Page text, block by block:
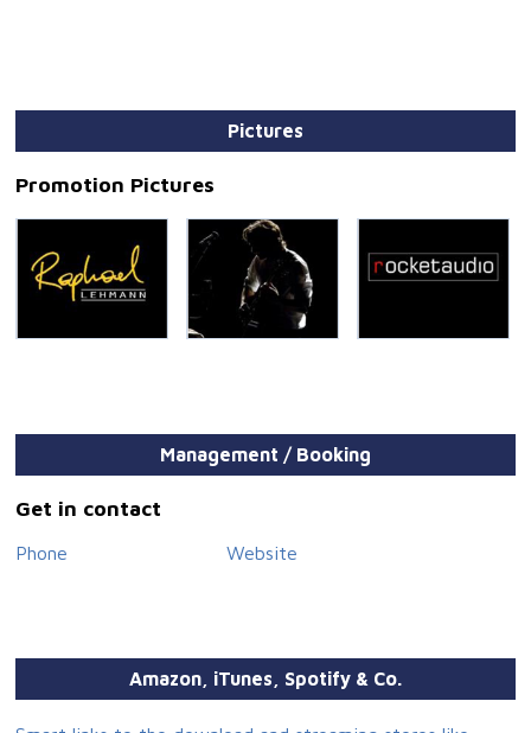
Pictures
Promotion Pictures
Management / Booking
Get in contact
Phone Website
Amazon, iTunes, Spotify & Co.